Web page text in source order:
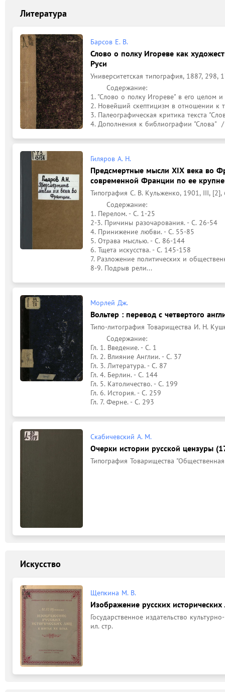
Литература
Барсов Е. В.
Слово о полку Игореве как
Руси
Университетская типография, 1887, 298,
1. "Слово о полку Игореве" в его целом и
2. Новейший скептицизм в отношении к
3. Палеографическая критика текста
4. Дополнения к библиографии "Слова"
Гиляров А. Н.
Предсмертные мысли XIX века во
современной Франции по ее
Типография С. В. Кульженко, 1901, III, [2],
1. Перелом. - С. 1-25
2-3. Причины разочарования. - С. 26-54
4. Принижение любви. - С. 55-85
5. Отрава мыслью. - С. 86-144
6. Тщета искусства. - С. 145-158
7. Разложение политических и
8-9. Подрыв рели...
Морлей Дж.
Вольтер : перевод с четвертого
Типо-литография Товарищества И. Н.
Гл. 1. Введение. - С. 1
Гл. 2. Влияние Англии. - С. 37
Гл. 3. Литература. - С. 87
Гл. 4. Берлин. - С. 144
Гл. 5. Католичество. - С. 199
Гл. 6. История. - С. 259
Гл. 7. Ферне. - С. 293
Скабичевский А. М.
Очерки истории русской цензуры
Типография Товарищества
Искусство
Щепкина М. В.
Изображение русских
Государственное издательство
ил. стр.